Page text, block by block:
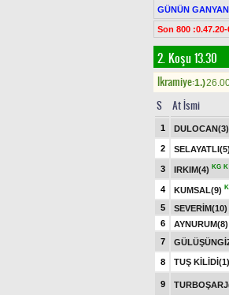
GÜNÜN
Son 800 :0.47.20-
2. Koşu 13.30
Ikramiye:1.)
S At İsmi
1 DULOCAN(3)
2 SELAYATLI(5)
3 IRKIM(4) KG K
4 KUMSAL(9)
5
SEVERİM(10)
6
AYNURUM(8)
7
8 TUŞ KİLİDİ(1)
9